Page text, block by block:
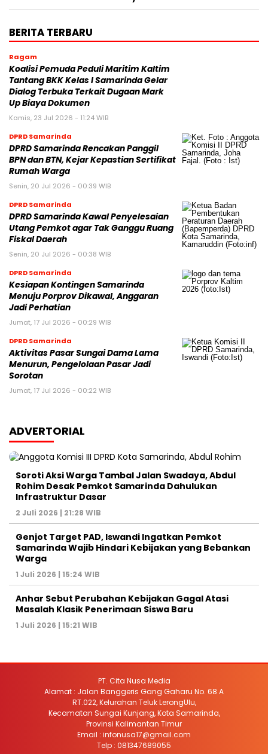
BERITA TERBARU
Ragam
Koalisi Pemuda Peduli Maritim Kaltim
Tantang BKK Kelas I Samarinda Gelar
Dialog Terbuka Terkait Dugaan Mark
Up Biaya Dokumen
Kamis, 23 Jul 2026 - 11:24 WIB
DPRD Samarinda
DPRD Samarinda Rencakan Panggil
BPN dan BTN, Kejar Kepastian Sertifikat
Rumah Warga
Senin, 20 Jul 2026 - 00:39 WIB
DPRD Samarinda
DPRD Samarinda Kawal Penyelesaian
Utang Pemkot agar Tak Ganggu Ruang
Fiskal Daerah
Senin, 20 Jul 2026 - 00:38 WIB
DPRD Samarinda
Kesiapan Kontingen Samarinda
Menuju Porprov Dikawal, Anggaran
Jadi Perhatian
Jumat, 17 Jul 2026 - 00:29 WIB
DPRD Samarinda
Aktivitas Pasar Sungai Dama Lama
Menurun, Pengelolaan Pasar Jadi
Sorotan
Jumat, 17 Jul 2026 - 00:22 WIB
ADVERTORIAL
Soroti Aksi Warga Tambal Jalan Swadaya, Abdul
Rohim Desak Pemkot Samarinda Dahulukan
Infrastruktur Dasar
2 Juli 2026 | 21:28 WIB
Genjot Target PAD, Iswandi Ingatkan Pemkot
Samarinda Wajib Hindari Kebijakan yang Bebankan
Warga
1 Juli 2026 | 15:24 WIB
Anhar Sebut Perubahan Kebijakan Gagal Atasi
Masalah Klasik Penerimaan Siswa Baru
1 Juli 2026 | 15:21 WIB
PT. Cita Nusa Media
Alamat : Jalan Banggeris Gang Gaharu No. 68 A
RT.022, Kelurahan Teluk LerongUlu,
Kecamatan Sungai Kunjang, Kota Samarinda,
Provinsi Kalimantan Timur
Email : infonusa17@gmail.com
Telp : 081347689055